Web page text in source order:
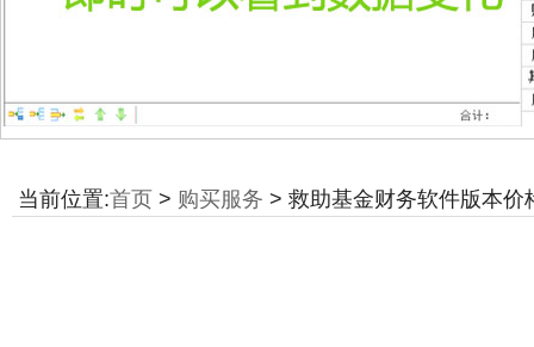
当前位置:首页 > 购买服务 > 救助基金财务软件版本价